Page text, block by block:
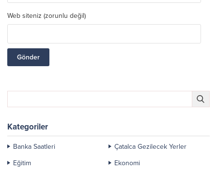
Web siteniz (zorunlu değil)
Kategoriler
Banka Saatleri
Çatalca Gezilecek Yerler
Eğitim
Ekonomi